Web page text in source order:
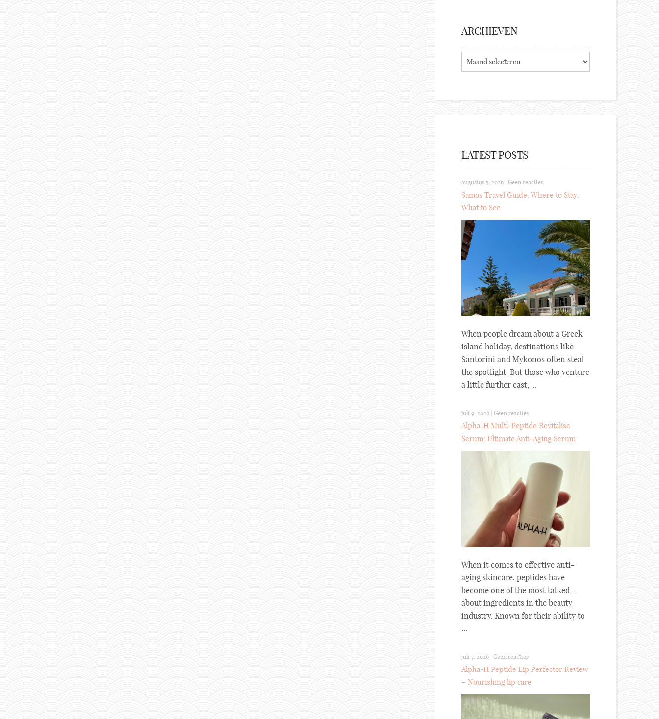
ARCHIEVEN
LATEST POSTS
augustus 5, 2026 | Geen reacties
Samos Travel Guide: Where to Stay,
What to See
When people dream about a Greek
island holiday, destinations like
Santorini and Mykonos often steal
the spotlight. But those who venture
a little further east, ...
juli 9, 2026 | Geen reacties
Alpha-H Multi-Peptide Revitalise
Serum: Ultimate Anti-Aging Serum
When it comes to effective anti-
aging skincare, peptides have
become one of the most talked-
about ingredients in the beauty
industry. Known for their ability to
...
juli 7, 2026 | Geen reacties
Alpha-H Peptide Lip Perfector Review
– Nourishing lip care